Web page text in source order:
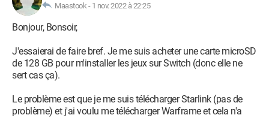
Maastook - 1 nov. 2022 à 22:25
Bonjour, Bonsoir,
J'essaierai de faire bref. Je me suis acheter une carte microSD
de 128 GB pour m'installer les jeux sur Switch (donc elle ne
sert cas ça).
Le problème est que je me suis télécharger Starlink (pas de
problème) et j'ai voulu me télécharger Warframe et cela n'a